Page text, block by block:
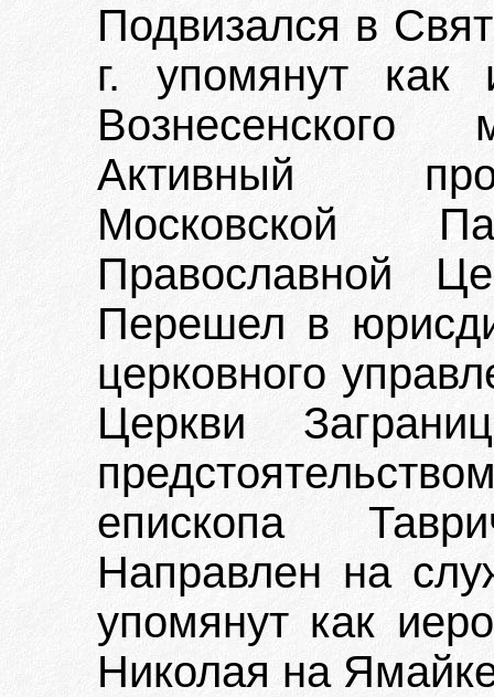
Подвизался в
г. упомянут как
Активный
Московской
Православной
Перешел в
церковного
Церкви
епископа
Направлен на
упомянут как
Николая на